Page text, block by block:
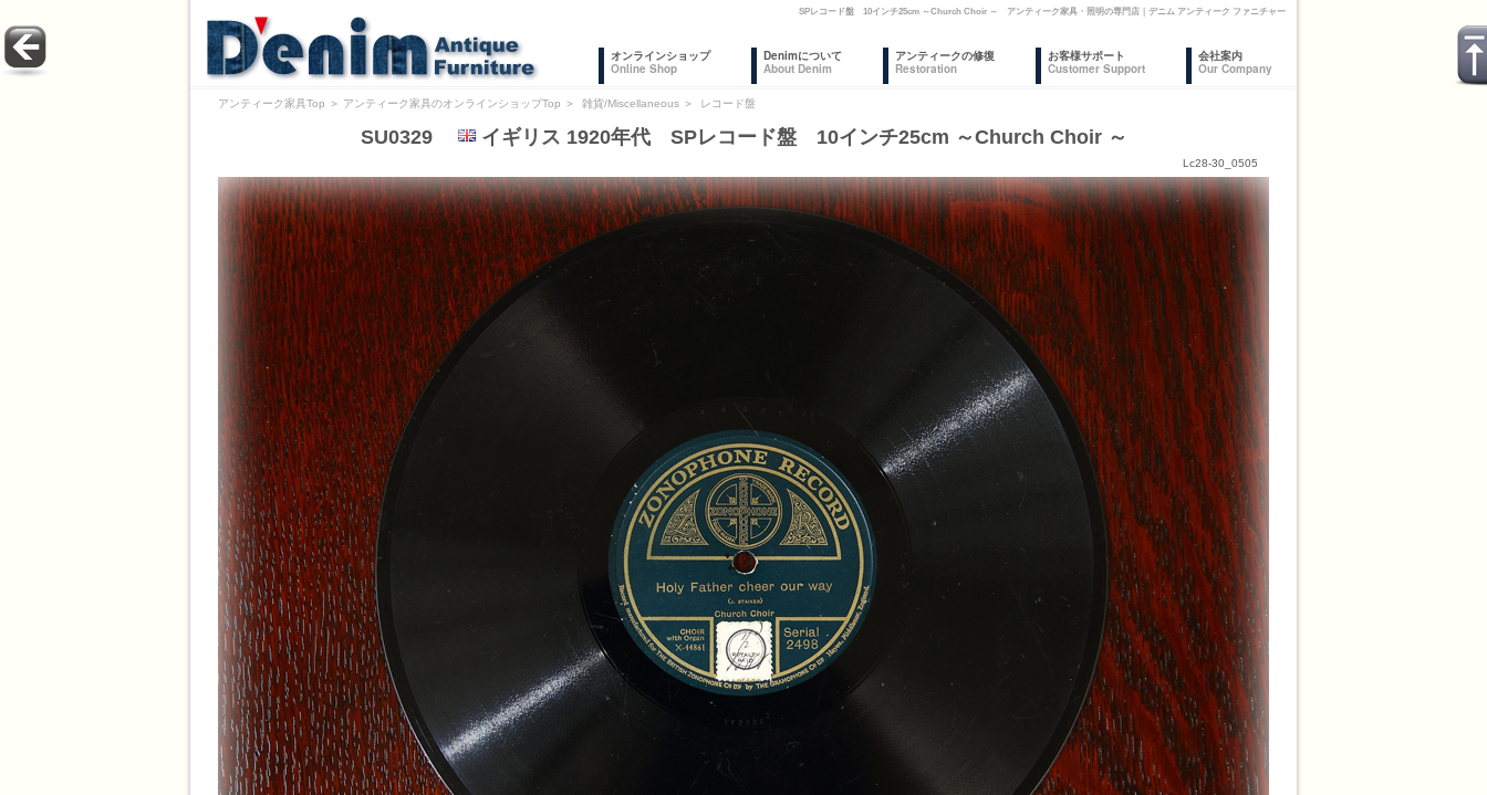
SPレコード盤 10インチ25cm ～Church Choir ～ アンティーク家具・照明の専門店｜デニム アンティーク ファニチャー
オンラインショップ
Online Shop
Denimについて
About Denim
アンティークの修復
Restoration
お客様サポート
Customer Support
会社案内
Our Company
アンティーク家具Top ＞ アンティーク家具のオンラインショップTop ＞ 雑貨/Miscellaneous ＞ レコード盤
SU0329 イギリス 1920年代 SPレコード盤 10インチ25cm ～Church Choir ～
Lc28-30_0505